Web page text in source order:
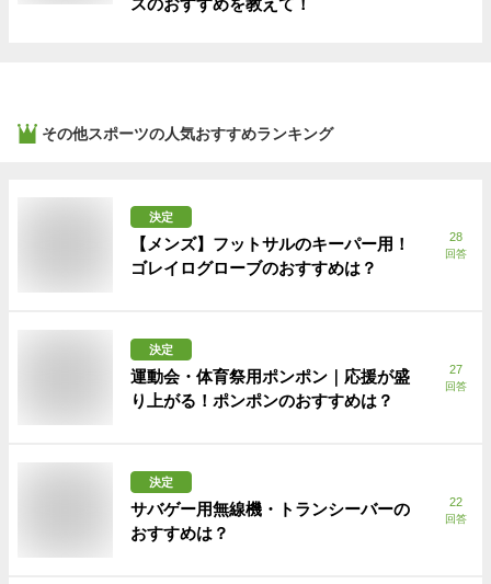
その他スポーツの人気おすすめランキング
決定
【メンズ】フットサルのキーパー用！
ゴレイログローブのおすすめは？
28
回答
決定
運動会・体育祭用ポンポン｜応援が盛
り上がる！ポンポンのおすすめは？
27
回答
決定
サバゲー用無線機・トランシーバーの
おすすめは？
22
回答